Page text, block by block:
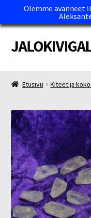
Olemme avanneet
Siirry
navigointiin
Siirry
sisältöön
Maksutavat ja Tärkeää
Myymälät
Oma tili
Ostoskori
Etusivu Kiteet ja